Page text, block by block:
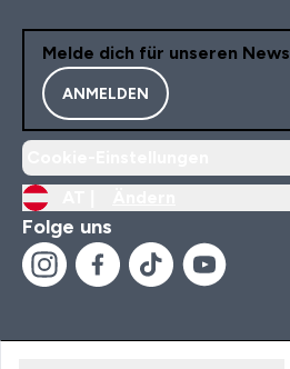
Melde dich für unseren
ANMELDEN
Folge uns